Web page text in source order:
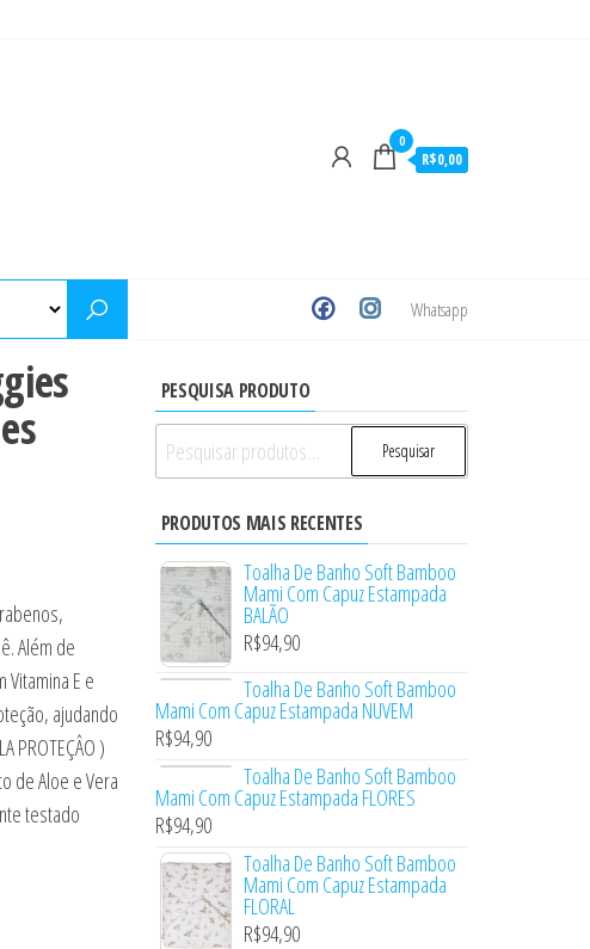
0
R$0,00
Whatsapp
Além de
E e
ajudando
PROTEÇÂO )
de Aloe e Vera
testado
PESQUISA PRODUTO
Pesquisar
por:
Pesquisar
PRODUTOS MAIS RECENTES
Toalha De Banho Soft Bamboo
Mami Com Capuz Estampada
BALÃO
R$94,90
Toalha De Banho Soft Bamboo
Mami Com Capuz Estampada NUVEM
R$94,90
Toalha De Banho Soft Bamboo
Mami Com Capuz Estampada FLORES
R$94,90
Toalha De Banho Soft Bamboo
Mami Com Capuz Estampada
FLORAL
R$94,90